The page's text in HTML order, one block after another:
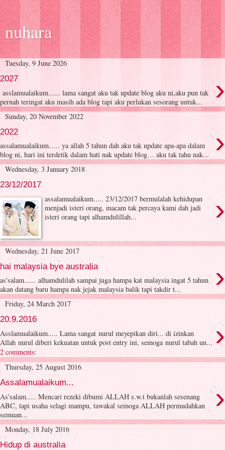
nuhara
Tuesday, 9 June 2026
2027 ›
asslamualaikum...... lama sangat aku tak update blog aku ni,aku pun tak
pernah teringat aku masih ada blog tapi aku perlukan sesorang untuk...
Sunday, 20 November 2022
2022 ›
assalamualaikum….. ya allah 5 tahun dah aku tak update apa-apa dalam
blog ni, hari ini terdetik dalam hati nak update blog… aku tak tahu nak...
Wednesday, 3 January 2018
23/12/2017
›
assalamualaikum..... 23/12/2017 bermulalah kehidupan
menjadi isteri orang, macam tak percaya kami dah jadi
isteri orang tapi alhamdulillah...
Wednesday, 21 June 2017
hai malaysia bye australia ›
as'salam...... alhamdulilah sampai juga hampa kat malaysia ingat 5 tahun
akan datang baru hampa nak jejak malaysia balik tapi takdir t...
Friday, 24 March 2017
20.9.2016 ›
Asslamualaikum..... Lama sangat nurul meyepikan diri... di izinkan
Allah nurul diberi kekuatan untuk post entry ini, semoga nurul tabah un...
2 comments:
Thursday, 25 August 2016
Assalamualaikum... ›
As'salam..... Mencari rezeki dibumi ALLAH s.w.t bukanlah sesenang
ABC, tapi usaha selagi mampu, tawakal semoga ALLAH permudahkan
semuan...
Monday, 18 July 2016
Hidup di australia